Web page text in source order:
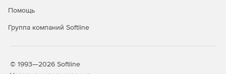
Помощь
Группа компаний Softline
© 1993—2026 Softline